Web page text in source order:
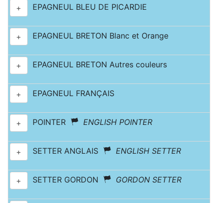
+ EPAGNEUL BLEU DE PICARDIE
+ EPAGNEUL BRETON Blanc et Orange
+ EPAGNEUL BRETON Autres couleurs
+ EPAGNEUL FRANÇAIS
+ POINTER ENGLISH POINTER
+ SETTER ANGLAIS ENGLISH SETTER
+ SETTER GORDON GORDON SETTER